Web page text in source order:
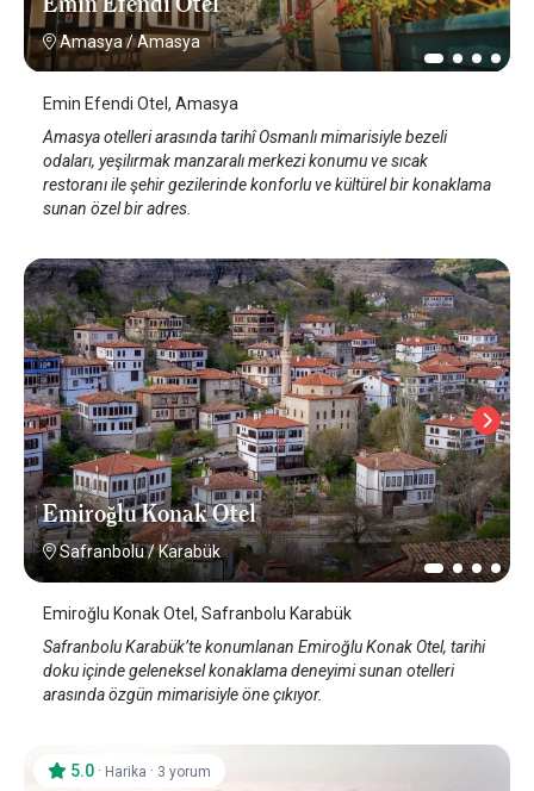
Amasya/Amasya
Emin Efendi Otel, Amasya
Amasya otelleri arasında tarihî Osmanlı mimarisiyle bezeli
odaları, yeşilırmak manzaralı merkezi konumu ve sıcak
restoranı ile şehir gezilerinde konforlu ve kültürel bir konaklama
sunan özel bir adres.
Emiroğlu Konak Otel
Safranbolu/Karabük
Emiroğlu Konak Otel, Safranbolu Karabük
Safranbolu Karabük’te konumlanan Emiroğlu Konak Otel, tarihi
doku içinde geleneksel konaklama deneyimi sunan otelleri
arasında özgün mimarisiyle öne çıkıyor.
5.0 · Harika · 3 yorum